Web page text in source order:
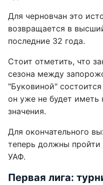
Для черновчан это
возвращается в
последние 32 года.
Стоит отметить, что
сезона между
"Буковиной"
он уже не будет иметь
значения.
Для окончательного
теперь должны пройти
УАФ.
Первая лига: